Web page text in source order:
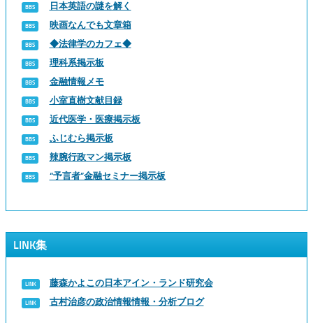
日本英語の謎を解く
映画なんでも文章箱
◆法律学のカフェ◆
理科系掲示板
金融情報メモ
小室直樹文献目録
近代医学・医療掲示板
ふじむら掲示板
辣腕行政マン掲示板
“予言者”金融セミナー掲示板
LINK集
藤森かよこの日本アイン・ランド研究会
古村治彦の政治情報情報・分析ブログ